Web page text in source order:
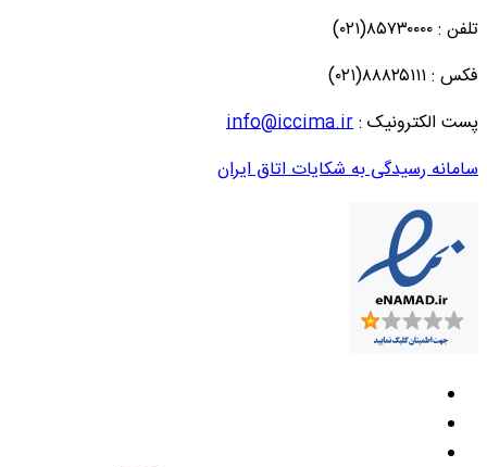
تلفن : ۸۵۷۳۰۰۰۰(۰۲۱)
فکس : ۸۸۸۲۵۱۱۱(۰۲۱)
پست الکترونیک :info@iccima.ir
سامانه رسیدگی به شکایات اتاق ایران